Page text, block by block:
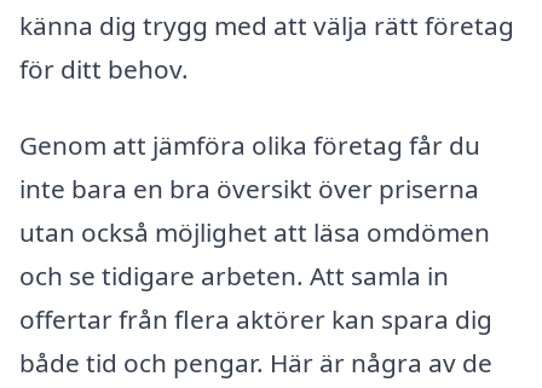
känna dig trygg med att välja rätt företag
för ditt behov.
Genom att jämföra olika företag får du
inte bara en bra översikt över priserna
utan också möjlighet att läsa omdömen
och se tidigare arbeten. Att samla in
offertar från flera aktörer kan spara dig
både tid och pengar. Här är några av de